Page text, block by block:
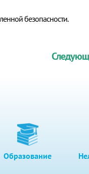
безопасности.
Образование